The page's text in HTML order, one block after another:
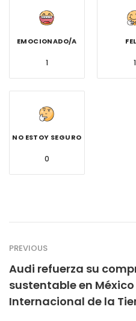
EMOCIONADO/A
1 1
NO ESTOY SEGURO
0
PREVIOUS
Audi refuerza su
sustentable en
Internacional de la